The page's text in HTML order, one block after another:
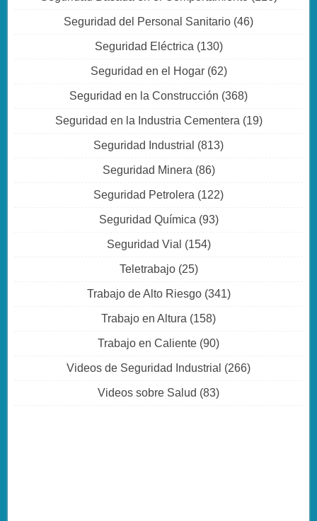
Seguridad del Personal Sanitario (46)
Seguridad Eléctrica (130)
Seguridad en el Hogar(62)
Seguridad en la Construcción (368)
Seguridad en la Industria Cementera (19)
Seguridad Industrial (813)
Seguridad Minera (86)
Seguridad Petrolera (122)
Seguridad Química (93)
Seguridad Vial (154)
Teletrabajo(25)
Trabajo de Alto Riesgo(341)
Trabajo en Altura (158)
Trabajo en Caliente (90)
Videos de Seguridad Industrial (266)
Videos sobre Salud (83)